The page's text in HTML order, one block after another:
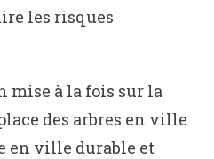
les risques
mise à la fois sur la
des arbres en ville
en ville durable et